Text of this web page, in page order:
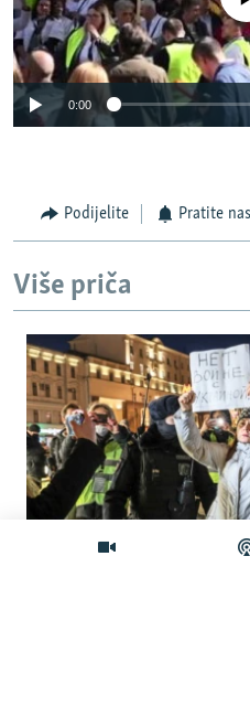
0:00
Podijelite Pratite nas
Više priča